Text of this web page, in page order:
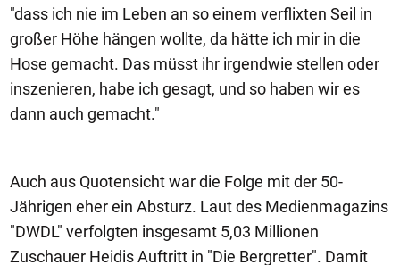
"dass ich nie im Leben an so einem verflixten Seil in
großer Höhe hängen wollte, da hätte ich mir in die
Hose gemacht. Das müsst ihr irgendwie stellen oder
inszenieren, habe ich gesagt, und so haben wir es
dann auch gemacht."
Auch aus Quotensicht war die Folge mit der 50-
Jährigen eher ein Absturz. Laut des Medienmagazins
"DWDL" verfolgten insgesamt 5,03 Millionen
Zuschauer Heidis Auftritt in "Die Bergretter". Damit